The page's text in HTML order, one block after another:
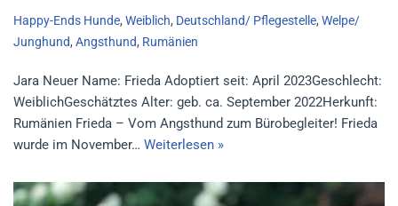
Happy-Ends Hunde, Weiblich, Deutschland/ Pflegestelle, Welpe/
Junghund, Angsthund, Rumänien
Jara Neuer Name: Frieda Adoptiert seit: April 2023Geschlecht:
WeiblichGeschätztes Alter: geb. ca. September 2022Herkunft:
Rumänien Frieda – Vom Angsthund zum Bürobegleiter! Frieda
wurde im November… Weiterlesen »